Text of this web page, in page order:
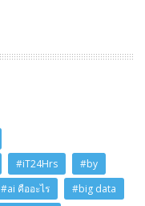
#iT24Hrs
#by
#ai คืออะไร
#big data